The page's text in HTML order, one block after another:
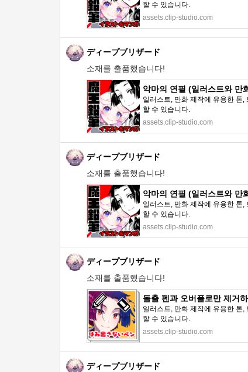
할 수 있습니다.
assets.clip-studio.com
ディープブリザード
소재를 출품했습니다!
악마의 연필 (일러스트와 만
일러스트, 만화 제작에 유용한 톤
할 수 있습니다.
assets.clip-studio.com
ディープブリザード
소재를 출품했습니다!
악마의 연필 (일러스트와 만
일러스트, 만화 제작에 유용한 톤
할 수 있습니다.
assets.clip-studio.com
ディープブリザード
소재를 출품했습니다!
돌출 펜과 오버플로만 제거
일러스트, 만화 제작에 유용한 톤
할 수 있습니다.
assets.clip-studio.com
ディープブリザード